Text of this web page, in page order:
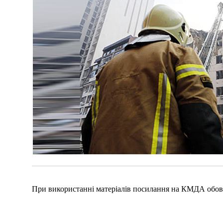
При використанні матеріалів посилання на КМДА